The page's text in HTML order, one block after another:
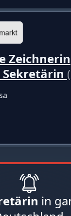
Zeichnerin
in